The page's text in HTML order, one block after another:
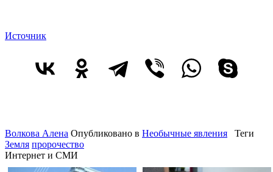
Источник
Волкова Алена Опубликовано в Необычные явления Теги
Земля пророчество
Интернет и СМИ